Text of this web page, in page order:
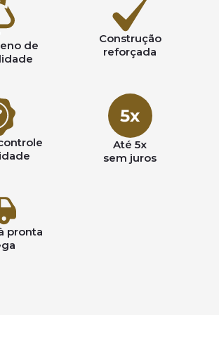
de
Construção
reforçada
Até 5x
sem juros
pronta